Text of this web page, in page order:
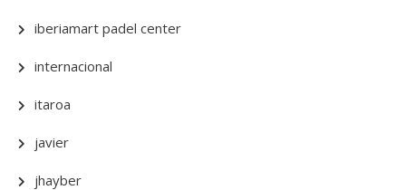
iberiamart padel center
internacional
itaroa
javier
jhayber